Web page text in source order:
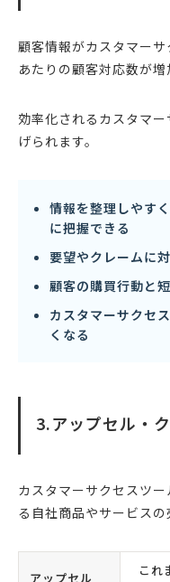
顧客情報がカスタマー
あたりの顧客対応数が増
効率化されるカスタマ
げられます。
情報を整理しやす
に把握できる
要望やクレームに
顧客の購買行動と
カスタマーサクセ
くなる
3.アップセル・
カスタマーサクセスツ
る自社商品やサービスの
アップセル
これ